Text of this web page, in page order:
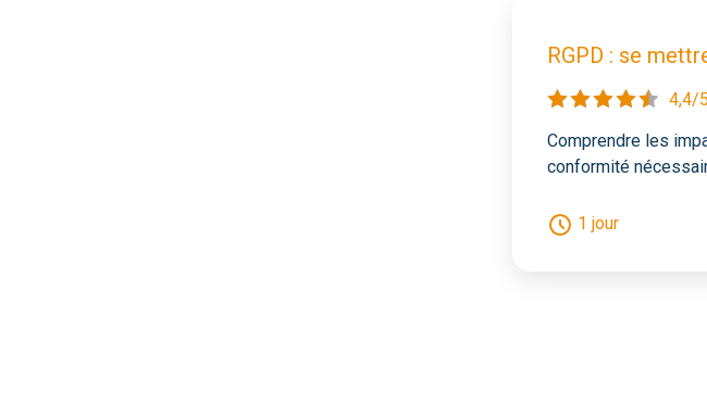
RGPD : se
4,4/5
Comprendre les
conformité
1 jour